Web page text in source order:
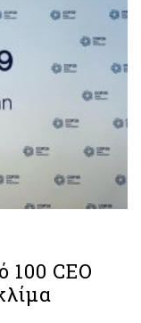
100 CEO